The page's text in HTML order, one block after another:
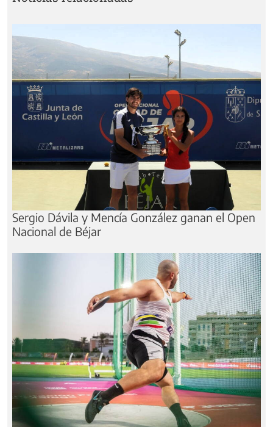
Sergio Dávila y Mencía González ganan el Open
Nacional de Béjar